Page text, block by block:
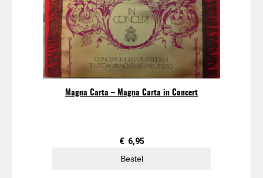
Magna Carta – Magna Carta in Concert
€ 6,95
Bestel